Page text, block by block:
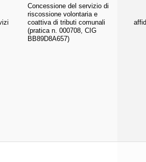
Concessione del servizio di
riscossione volontaria e
coattiva di tributi comunali
(pratica n. 000708, CIG
BB89D8A657)